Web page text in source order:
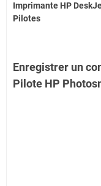
Imprimante HP
Pilotes
Enregistrer un
Pilote HP